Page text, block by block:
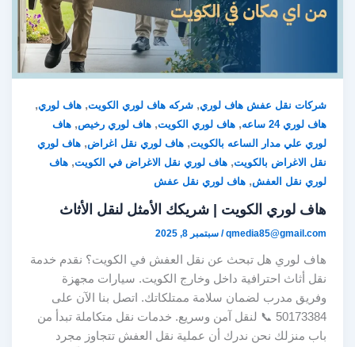
شركات نقل عفش هاف لوري,شركه هاف لوري الكويت,هاف لوري,
هاف لوري 24 ساعه ,هاف لوري الكويت,هاف لوري رخيص,هاف
لوري علي مدار الساعه بالكويت,هاف لوري نقل اغراض,هاف لوري
نقل الاغراض بالكويت,هاف لوري نقل الاغراض في الكويت,هاف
لوري نقل العفش,هاف لوري نقل عفش
هاف لوري الكويت | شريكك الأمثل لنقل الأثاث
qmedia85@gmail.com
/سبتمبر 8, 2025
هاف لوري هل تبحث عن نقل العفش في الكويت؟ نقدم خدمة
نقل أثاث احترافية داخل وخارج الكويت. سيارات مجهزة
وفريق مدرب لضمان سلامة ممتلكاتك. اتصل بنا الآن على
50173384 📞 لنقل آمن وسريع. خدمات نقل متكاملة تبدأ من
باب منزلك نحن ندرك أن عملية نقل العفش تتجاوز مجرد